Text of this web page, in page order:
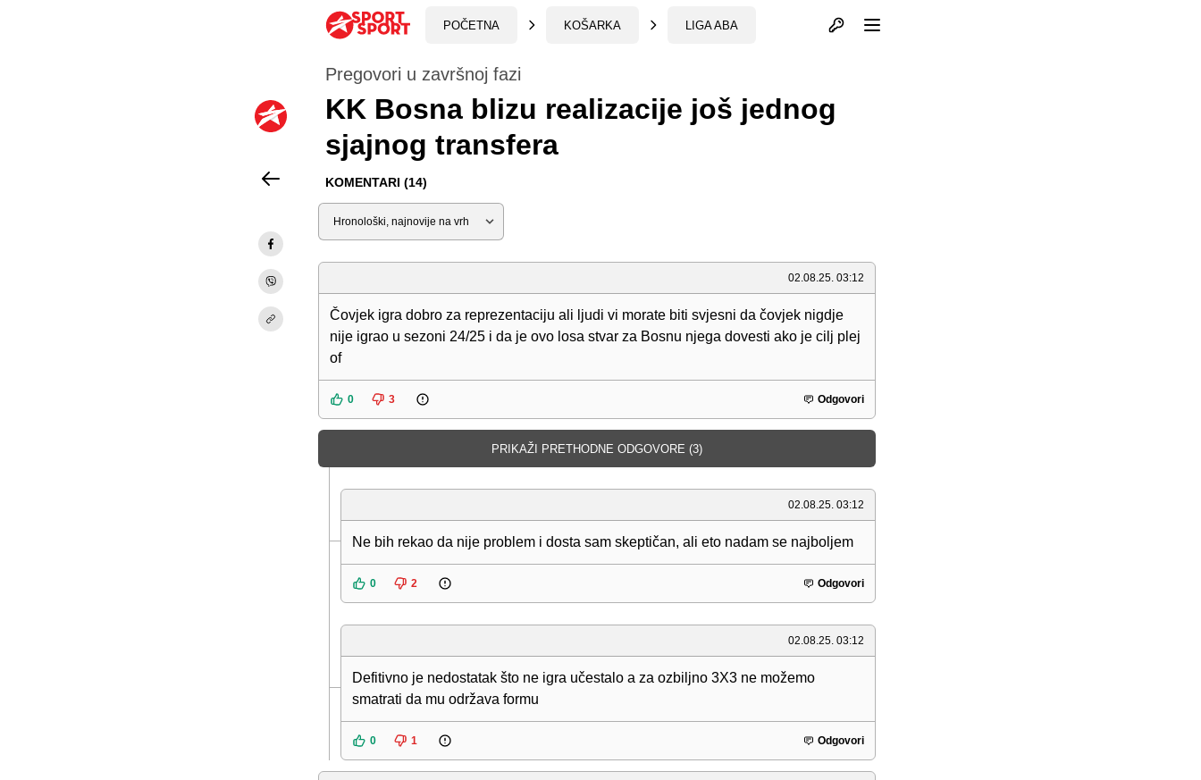
POČETNA KOŠARKA LIGA ABA Otvori profil
Pregovori u završnoj fazi
KK Bosna blizu realizacije još jednog
sjajnog transfera
KOMENTARI (14)
Sortiraj
02.08.25. 03:12
Čovjek igra dobro za reprezentaciju ali ljudi vi morate biti svjesni da čovjek nigdje
nije igrao u sezoni 24/25 i da je ovo losa stvar za Bosnu njega dovesti ako je cilj plej
of
0 3 Odgovori
PRIKAŽI PRETHODNE ODGOVORE (3)
02.08.25. 03:12
Ne bih rekao da nije problem i dosta sam skeptičan, ali eto nadam se najboljem
0 2 Odgovori
02.08.25. 03:12
Defitivno je nedostatak što ne igra učestalo a za ozbiljno 3X3 ne možemo
smatrati da mu održava formu
0 1 Odgovori